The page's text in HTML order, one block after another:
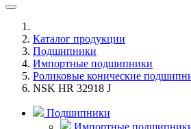
Каталог продукции
Подшипники
Импортные подшипники
Роликовые конические
NSK HR 32918 J
Подшипники
Импортные